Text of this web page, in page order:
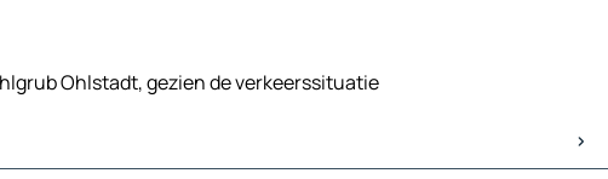
Ohlstadt, gezien de verkeerssituatie